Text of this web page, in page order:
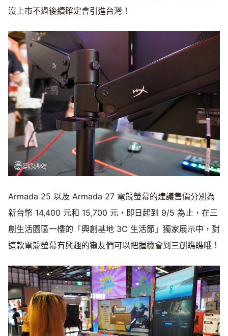
沒上市不過後續確定會引進台灣！
Armada 25 以及 Armada 27 電競螢幕的建議售價分別為
新台幣 14,400 元和 15,700 元，即日起到 9/5 為止，在三
創生活園區一樓的「興創基地 3C 生活節」獨家展示中，對
這款電競螢幕有興趣的獺友們可以把握機會到三創瞧瞧哦！